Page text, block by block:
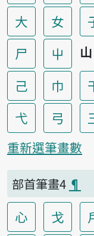
大 女
尸
屮
己
巾
弋
弓
重新選筆畫數
部首筆畫4 ¶
心 戈